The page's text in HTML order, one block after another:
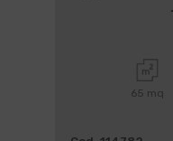
65 mq